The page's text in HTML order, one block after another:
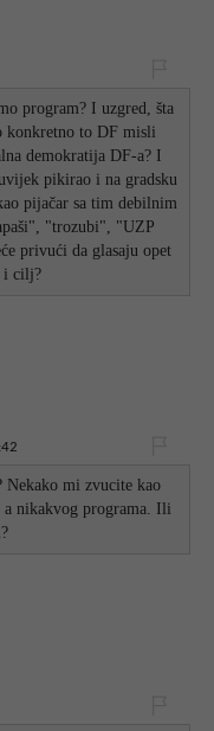
program? I uzgred, šta
konkretno to DF misli
demokratija DF-a? I
pikirao i na gradsku
pijačar sa tim debilnim
"trozubi", "UZP
privući da glasaju opet
i cilj?
Nekako mi zvucite kao
a nikakvog programa. Ili